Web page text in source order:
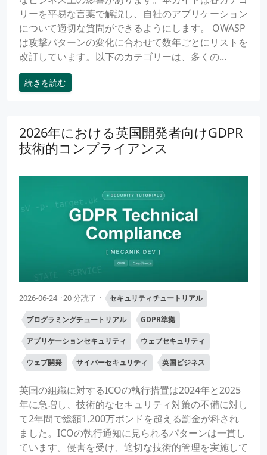
リーを平易な言葉で解説し、自社のアプリケーション
について適切な質問ができるようにします。 OWASP
は攻撃パターンの変化に合わせて数年ごとにリストを
改訂しています。以下のカテゴリーは、多くの...
続きを読む
2026年における英国開発者向けGDPR
技術的コンプライアンス
2026-06-24 20 分読了 セキュリティチュートリアル
プログラミングチュートリアル GDPR準拠
アプリケーションセキュリティ ウェブセキュリティ
ウェブ開発 サイバーセキュリティ 英国ビジネス
英国の組織に対するICOの執行措置は2024年と2025
年に急増し、技術的なセキュリティ対策の不備に対し
て2年間で総額1,200万ポンドを超える罰金が科され
ました。ICOの執行通知に見られるパターンは一貫し
ています。侵害を受け、適切な技術的管理を実施して